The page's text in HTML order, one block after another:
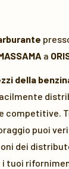
a
della
competitive.
puoi
dei
tuoi